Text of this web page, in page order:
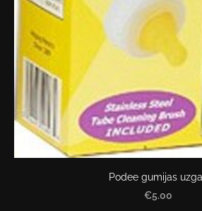
Podee gumijas
€5.00